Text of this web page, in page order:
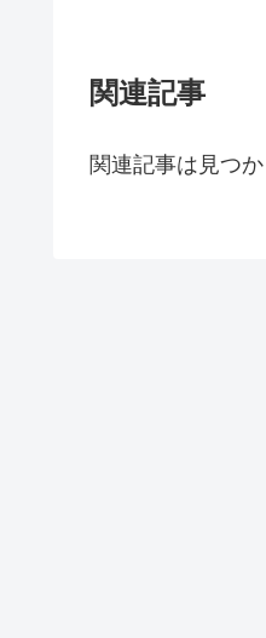
関連記事
関連記事は見つ